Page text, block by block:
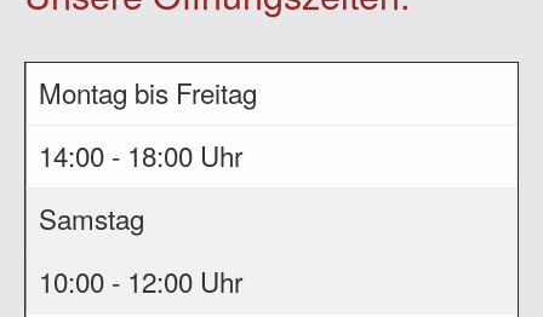
Montag bis Freitag
14:00 - 18:00 Uhr
Samstag
10:00 - 12:00 Uhr